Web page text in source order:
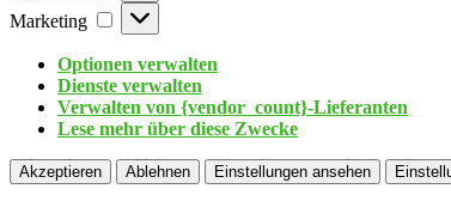
Marketing
Optionen verwalten
Dienste verwalten
Verwalten von {vendor_count}-Lieferanten
Lese mehr über diese Zwecke
Akzeptieren Ablehnen Einstellungen ansehen